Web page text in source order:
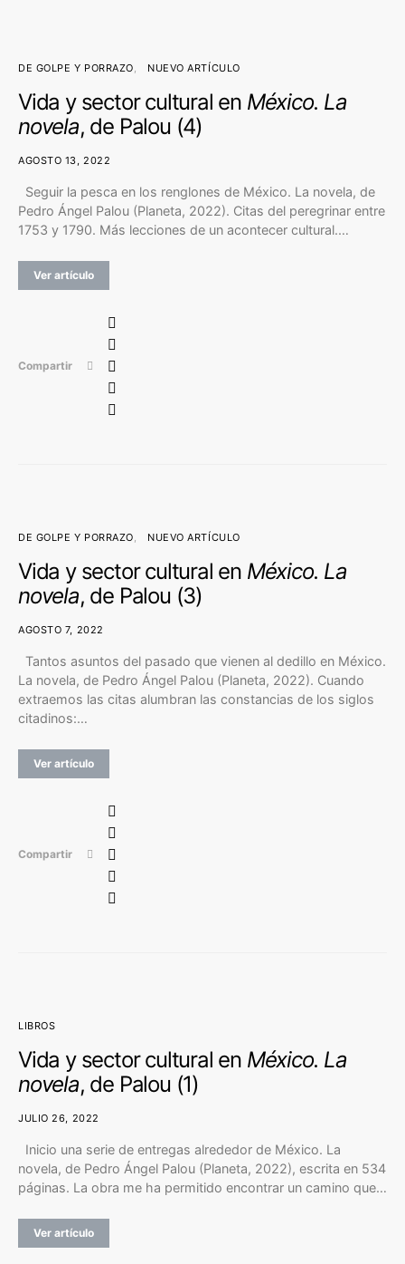
DE GOLPE Y PORRAZO NUEVO ARTÍCULO
Vida y sector cultural en México. La
novela, de Palou (4)
AGOSTO 13, 2022
Seguir la pesca en los renglones de México. La novela, de
Pedro Ángel Palou (Planeta, 2022). Citas del peregrinar entre
1753 y 1790. Más lecciones de un acontecer cultural.…
Ver artículo
Compartir
DE GOLPE Y PORRAZO NUEVO ARTÍCULO
Vida y sector cultural en México. La
novela, de Palou (3)
AGOSTO 7, 2022
Tantos asuntos del pasado que vienen al dedillo en México.
La novela, de Pedro Ángel Palou (Planeta, 2022). Cuando
extraemos las citas alumbran las constancias de los siglos
citadinos:…
Ver artículo
Compartir
LIBROS
Vida y sector cultural en México. La
novela, de Palou (1)
JULIO 26, 2022
Inicio una serie de entregas alrededor de México. La
novela, de Pedro Ángel Palou (Planeta, 2022), escrita en 534
páginas. La obra me ha permitido encontrar un camino que…
Ver artículo